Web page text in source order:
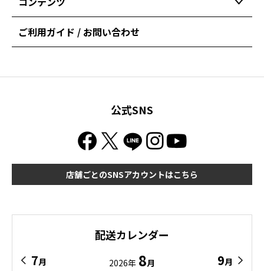
ご利用ガイド / お問い合わせ
公式SNS
店舗ごとのSNSアカウントはこちら
配送カレンダー
7月 2026年 8月 9月